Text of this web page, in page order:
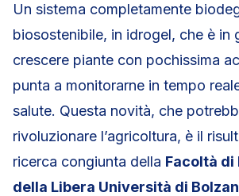
Un sistema completamente
biosostenibile, in idrogel, che è in
crescere piante con pochissima
punta a monitorarne in tempo
salute. Questa novità, che
rivoluzionare l’agricoltura, è il
ricerca congiunta della Facoltà di
della Libera Università di